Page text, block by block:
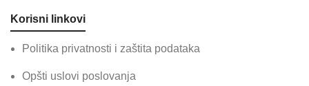
Korisni linkovi
Politika privatnosti i zaštita podataka
Opšti uslovi poslovanja